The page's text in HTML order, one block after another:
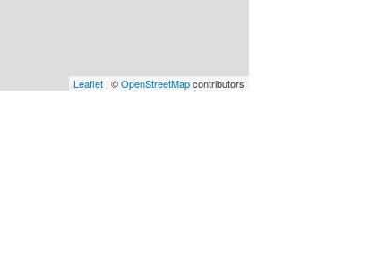
Leaflet| ©OpenStreetMapcontributors